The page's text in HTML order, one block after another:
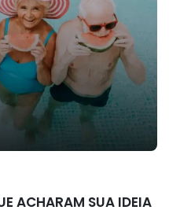
ACHARAM SUA IDEIA